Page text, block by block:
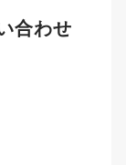
合わせ